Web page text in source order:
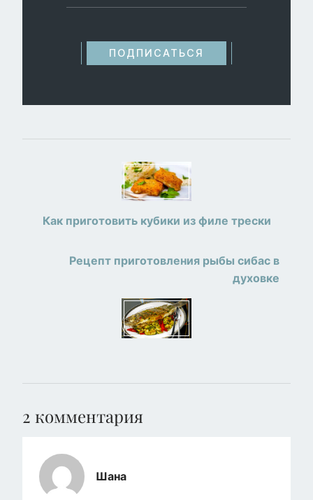
Как приготовить кубики из филе трески
Рецепт приготовления рыбы сибас в
духовке
2 комментария
Шана